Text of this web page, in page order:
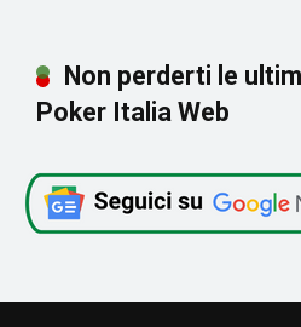
Non perderti le
Poker Italia Web